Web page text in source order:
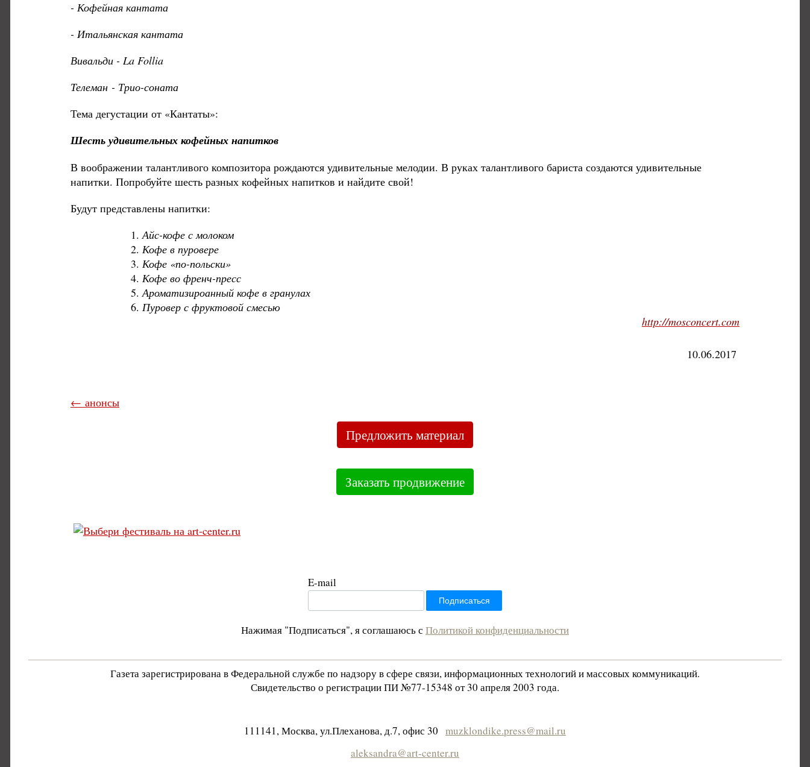
- Кофейная кантата
- Итальянская кантата
Вивальди - La Follia
Телеман - Трио-соната
Тема дегустации от «Кантаты»:
Шесть удивительных кофейных напитков
В воображении талантливого композитора рождаются удивительные мелодии. В руках талантливого бариста создаются удивительные
напитки. Попробуйте шесть разных кофейных напитков и найдите свой!
Будут представлены напитки:
Айс-кофе с молоком
Кофе в пуровере
Кофе «по-польски»
Кофе во френч-пресс
Ароматизироанный кофе в гранулах
Пуровер с фруктовой смесью
http://mosconcert.com
10.06.2017
← анонсы
Предложить материал
Заказать продвижение
E-mail
Нажимая "Подписаться", я соглашаюсь с Политикой конфиденциальности
Газета зарегистрирована в Федеральной службе по надзору в сфере связи, информационных технологий и массовых коммуникаций.
Свидетельство о регистрации ПИ №77-15348 от 30 апреля 2003 года.
111141, Москва, ул.Плеханова, д.7, офис 30 muzklondike.press@mail.ru
aleksandra@art-center.ru